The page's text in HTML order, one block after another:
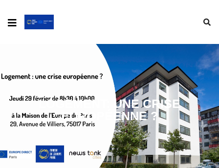
LOGEMENT: UNE CRISE
EUROPÉENNE ?